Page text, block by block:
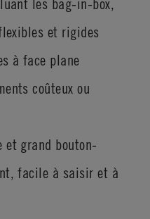
les bag-in-box,
et rigides
à face plane
coûteux ou
et grand bouton-
facile à saisir et à